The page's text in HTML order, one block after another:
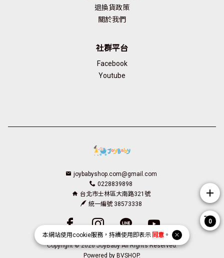
本網站使用cookie服務，持續使用即表示 同意。
退換貨政策
關於我們
社群平台
Facebook
Youtube
joybabyshop.com@gmail.com
0228839898
台北市士林區大南路321號
統一編號 38573338
Facebook page
Instagram page
Line pageYoutube page
Copyright © 2026 JoyBaby All Rights Reserved.
Powered by BVSHOP.
add
0